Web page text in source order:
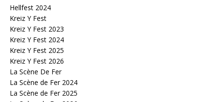
Hellfest 2024
Kreiz Y Fest
Kreiz Y Fest 2023
Kreiz Y Fest 2024
Kreiz Y Fest 2025
Kreiz Y Fest 2026
La Scène De Fer
La Scène de Fer 2024
La Scène de Fer 2025